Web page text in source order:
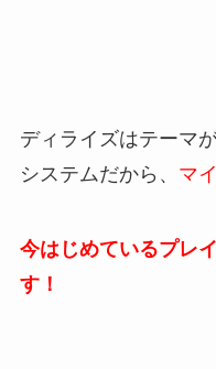
ディライズはテーマ
システムだから、 マ
今はじめているプレ
す！